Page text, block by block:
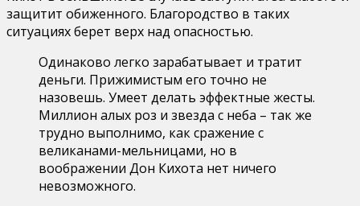
защитит обиженного. Благородство в таких
ситуациях берет верх над опасностью.
Одинаково легко зарабатывает и тратит
деньги. Прижимистым его точно не
назовешь. Умеет делать эффектные жесты.
Миллион алых роз и звезда с неба – так же
трудно выполнимо, как сражение с
великанами-мельницами, но в
воображении Дон Кихота нет ничего
невозможного.